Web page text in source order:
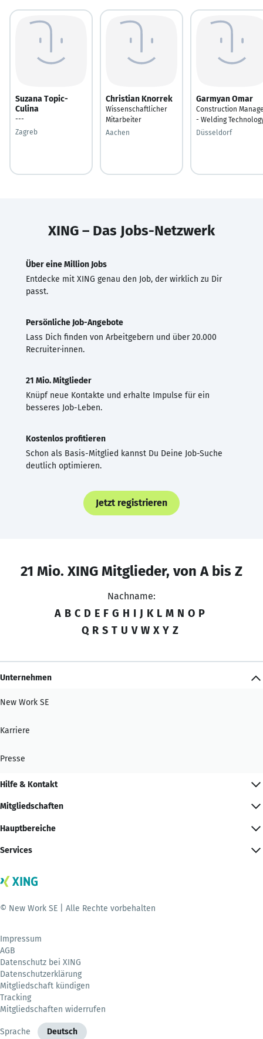
Suzana Topic-
Culina
---
Zagreb
Christian Knorrek
Wissenschaftlicher
Mitarbeiter
Aachen
Garmyan Omar
Construction
- Welding
Düsseldorf
XING – Das Jobs-Netzwerk
Über eine Million Jobs
Entdecke mit XING genau den Job, der wirklich zu Dir
passt.
Persönliche Job-Angebote
Lass Dich finden von Arbeitgebern und über 20.000
Recruiter·innen.
21 Mio. Mitglieder
Knüpf neue Kontakte und erhalte Impulse für ein
besseres Job-Leben.
Kostenlos profitieren
Schon als Basis-Mitglied kannst Du Deine Job-Suche
deutlich optimieren.
Jetzt registrieren
21 Mio. XING Mitglieder, von A bis Z
Nachname:
A B C D E F G H I J K L M N O P
Q R S T U V W X Y Z
Unternehmen
New Work SE
Karriere
Presse
Hilfe & Kontakt
Mitgliedschaften
Hauptbereiche
Services
© New Work SE | Alle Rechte vorbehalten
Impressum
AGB
Datenschutz bei XING
Datenschutzerklärung
Mitgliedschaft kündigen
Tracking
Mitgliedschaften widerrufen
Sprache Deutsch